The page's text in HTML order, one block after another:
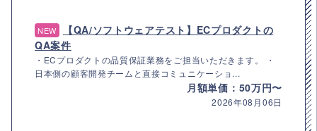
NEW
【QA/ソフトウェアテスト】ECプロダクトの
QA案件
・ECプロダクトの品質保証業務をご担当いただきます。 ・
日本側の顧客開発チームと直接コミュニケーショ...
月額単価：50万円〜
2026年08月06日